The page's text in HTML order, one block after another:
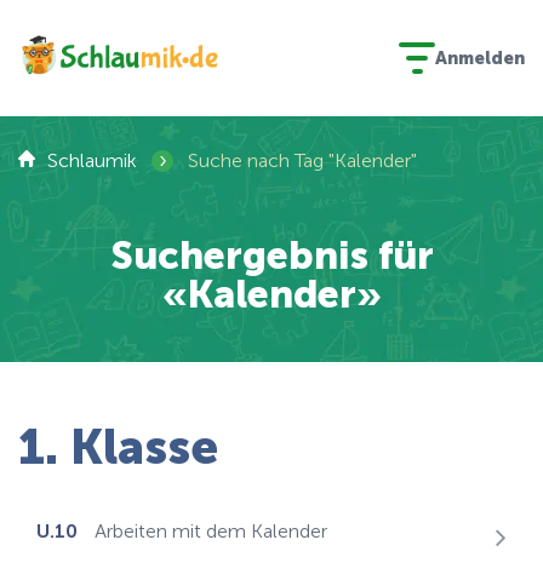
Anmelden
Schlaumik › Suche nach Tag "Kalender"
Suchergebnis für
«Kalender»
1. Klasse
U.10 Arbeiten mit dem Kalender